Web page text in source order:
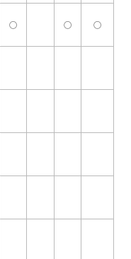
○ ○ ○